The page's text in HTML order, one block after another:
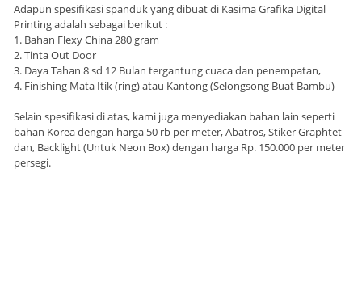
Adapun spesifikasi spanduk yang dibuat di Kasima Grafika Digital
Printing adalah sebagai berikut :
1. Bahan Flexy China 280 gram
2. Tinta Out Door
3. Daya Tahan 8 sd 12 Bulan tergantung cuaca dan penempatan,
4. Finishing Mata Itik (ring) atau Kantong (Selongsong Buat Bambu)
Selain spesifikasi di atas, kami juga menyediakan bahan lain seperti
bahan Korea dengan harga 50 rb per meter, Abatros, Stiker Graphtet
dan, Backlight (Untuk Neon Box) dengan harga Rp. 150.000 per meter
persegi.